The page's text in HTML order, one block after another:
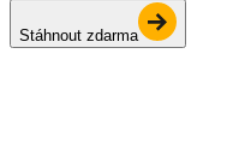
Stáhnout zdarma